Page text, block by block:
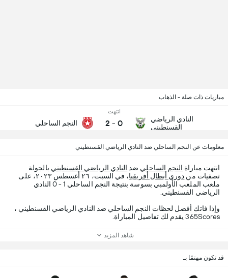
مباريات ذات صلة - الذهاب
النادي الرياضي
القسنطيني
انتهت
0
-
2 النجم الساحلي
معلومات عن النجم الساحلي ضد النادي الرياضي القسنطيني
انتهت مباراة النجم الساحلي ضد النادي الرياضي القسنطيني بالجولة
تصفيات من دوري أبطال أفريقيا
، في السبت، ٢٦ أغسطس ٢٠٢٣، على
ملعب الملعب الأولمبي بسوسة بنتيجة النجم الساحلي 1 - 0 النادي
الرياضي القسنطيني.
وإذا فاتك أفضل لحظات النجم الساحلي ضد النادي الرياضي القسنطيني ،
365Scores يقدم لك تفاصيل المباراة.
شاهد المزيد
قد تكون مهتمًا بـ